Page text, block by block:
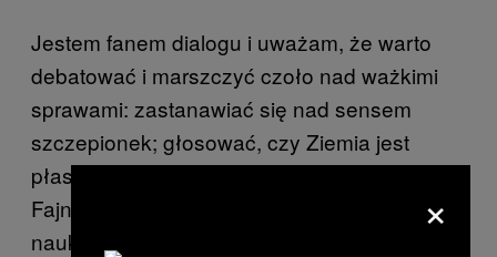
Jestem fanem dialogu i uważam, że warto
debatować i marszczyć czoło nad ważkimi
sprawami: zastanawiać się nad sensem
szczepionek; głosować, czy Ziemia jest
płaska i pytać, czy w brzuchu jest tlen?
Fajnie, jeżeli posiłkujemy się przy tym
naukowymi faktami – i chcę wierzyć, że mają
×